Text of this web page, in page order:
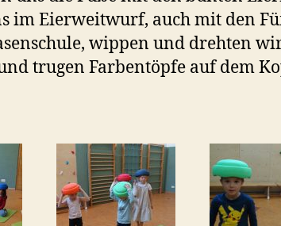
im Eierweitwurf, auch mit den
wippen und drehten
trugen Farbentöpfe auf dem